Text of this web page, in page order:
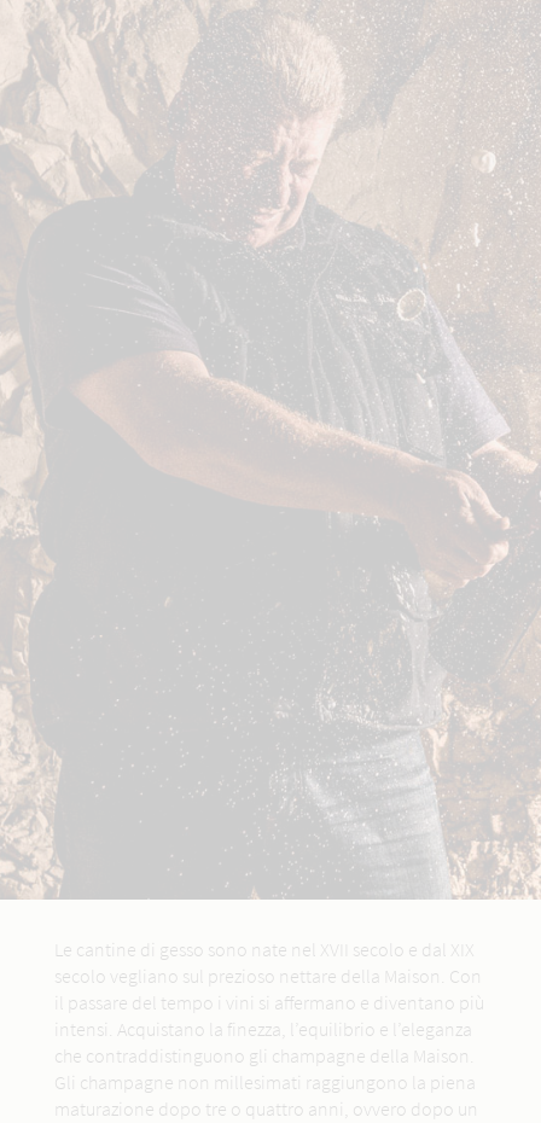
Le cantine di gesso sono nate nel XVII secolo e dal XIX
secolo vegliano sul prezioso nettare della Maison. Con
il passare del tempo i vini si affermano e diventano più
intensi. Acquistano la finezza, l’equilibrio e l’eleganza
che contraddistinguono gli champagne della Maison.
Gli champagne non millesimati raggiungono la piena
maturazione dopo tre o quattro anni, ovvero dopo un